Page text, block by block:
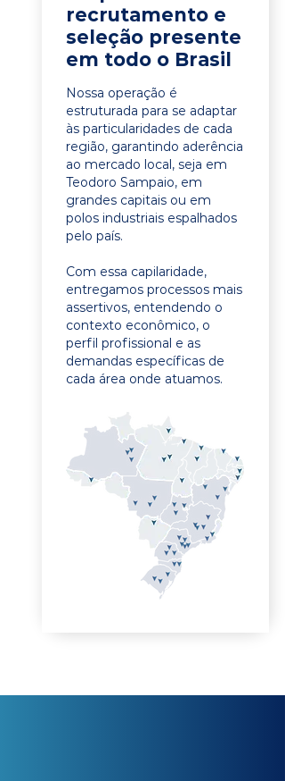
recrutamento e
seleção presente
em todo o Brasil
Nossa operação é
estruturada para se adaptar
às particularidades de cada
região, garantindo aderência
ao mercado local, seja em
Teodoro Sampaio, em
grandes capitais ou em
polos industriais espalhados
pelo país.
Com essa capilaridade,
entregamos processos mais
assertivos, entendendo o
contexto econômico, o
perfil profissional e as
demandas específicas de
cada área onde atuamos.